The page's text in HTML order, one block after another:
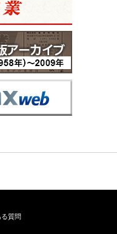
質問